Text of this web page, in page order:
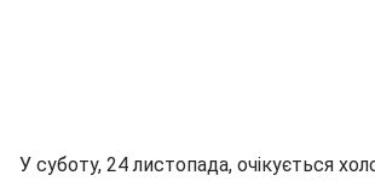
У суботу, 24 листопада, очікується